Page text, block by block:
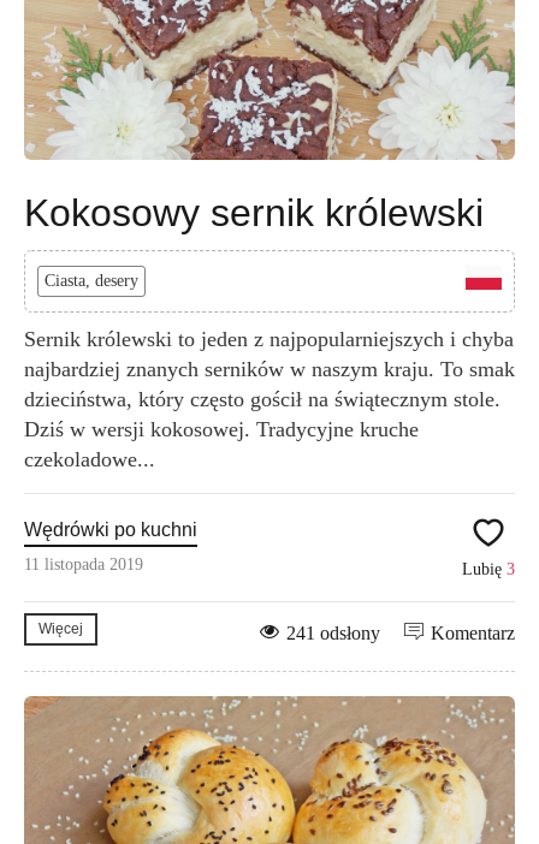
Kokosowy sernik królewski
Ciasta, desery
Sernik królewski to jeden z najpopularniejszych i chyba
najbardziej znanych serników w naszym kraju. To smak
dzieciństwa, który często gościł na świątecznym stole.
Dziś w wersji kokosowej. Tradycyjne kruche
czekoladowe...
Wędrówki po kuchni
11 listopada 2019 Lubię 3
Więcej Komentarz
241 odsłony